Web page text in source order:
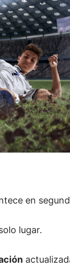
en
lugar.